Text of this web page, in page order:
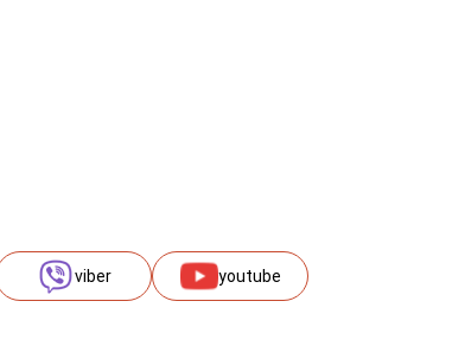
viber youtube